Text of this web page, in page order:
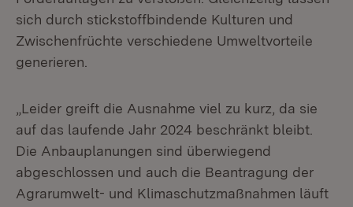
sich durch stickstoffbindende Kulturen und
Zwischenfrüchte verschiedene Umweltvorteile
generieren.
„Leider greift die Ausnahme viel zu kurz, da sie
auf das laufende Jahr 2024 beschränkt bleibt.
Die Anbauplanungen sind überwiegend
abgeschlossen und auch die Beantragung der
Agrarumwelt- und Klimaschutzmaßnahmen läuft